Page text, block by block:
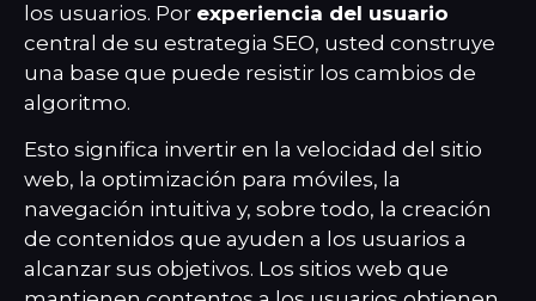
los usuarios. Por experiencia del usuario
central de su estrategia SEO, usted construye
una base que puede resistir los cambios de
algoritmo.
Esto significa invertir en la velocidad del sitio
web, la optimización para móviles, la
navegación intuitiva y, sobre todo, la creación
de contenidos que ayuden a los usuarios a
alcanzar sus objetivos. Los sitios web que